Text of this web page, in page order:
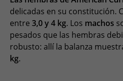
delicadas en su constitución.
entre 3,0 y 4 kg. Los machos
pesados que las hembras
robusto: allí la balanza
kg.